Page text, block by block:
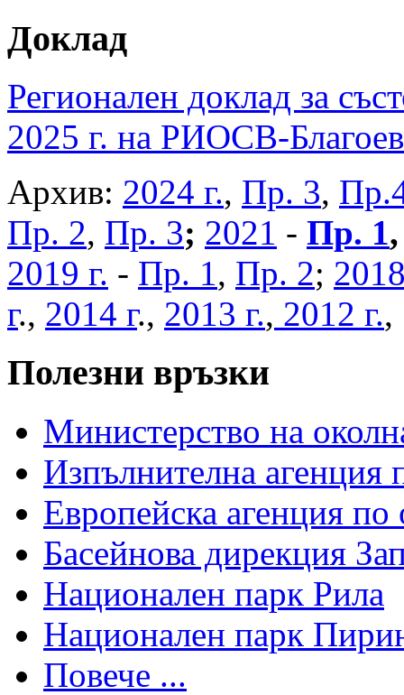
Доклад
Регионален доклад за
2025 г. на РИОСВ-
Архив: 2024 г., Пр. 3,
Пр. 2, Пр. 3; 2021 - Пр. 1
2019 г. - Пр. 1, Пр. 2;
г., 2014 г., 2013 г., 2012 г.
Полезни връзки
Министерство на
Изпълнителна агенция
Европейска агенция по
Басейнова дирекция
Национален парк Рила
Национален парк
Повече ...